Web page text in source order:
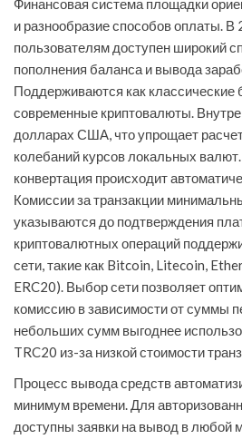
Финансовая система площадки
и разнообразие способов оплаты. В
пользователям доступен широкий
пополнения баланса и вывода
Поддерживаются как классические
современные криптовалюты.
долларах США, что упрощает
колебаний курсов локальных
конвертация происходит
Комиссии за транзакции
указываются до подтверждения
криптовалютных операций
сети, такие как Bitcoin, Litecoin,
ERC20). Выбор сети позволяет
комиссию в зависимости от суммы
небольших сумм выгоднее
TRC20 из-за низкой стоимости
Процесс вывода средств
минимум времени. Для
доступны заявки на вывод в любой